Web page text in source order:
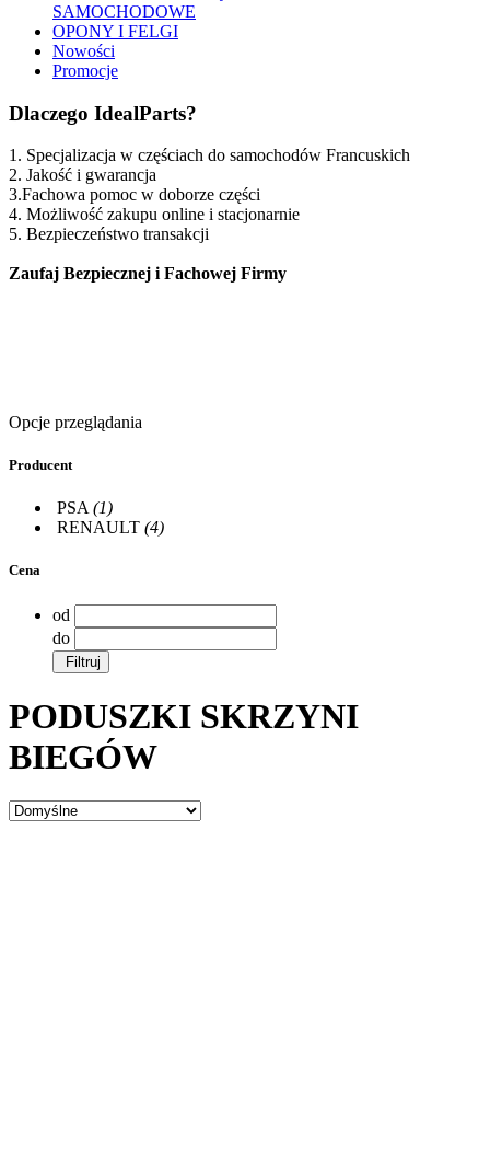
SAMOCHODOWE
OPONY I FELGI
Nowości
Promocje
Dlaczego IdealParts?
1. Specjalizacja w częściach do samochodów Francuskich
2. Jakość i gwarancja
3.Fachowa pomoc w doborze części
4. Możliwość zakupu online i stacjonarnie
5. Bezpieczeństwo transakcji
Zaufaj Bezpiecznej i Fachowej Firmy
Opcje przeglądania
Producent
PSA (1)
RENAULT (4)
Cena
od
do
Filtruj
PODUSZKI SKRZYNI
BIEGÓW